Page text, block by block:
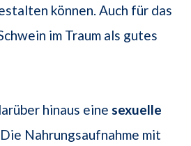
können. Auch für das
im Traum als gutes
hinaus eine sexuelle
Nahrungsaufnahme mit